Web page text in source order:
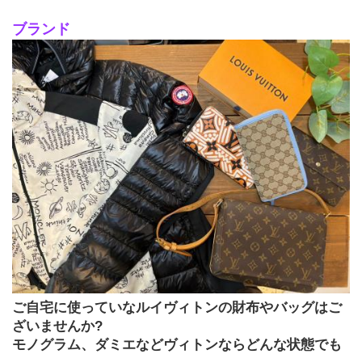
ブランド
ご自宅に使っていなルイヴィトンの財布やバッグはご
ざいませんか?
モノグラム、ダミエなどヴィトンならどんな状態でも